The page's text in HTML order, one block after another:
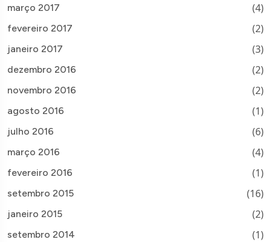
março 2017 (4)
fevereiro 2017 (2)
janeiro 2017 (3)
dezembro 2016 (2)
novembro 2016 (2)
agosto 2016 (1)
julho 2016 (6)
março 2016 (4)
fevereiro 2016 (1)
setembro 2015 (16)
janeiro 2015 (2)
setembro 2014 (1)